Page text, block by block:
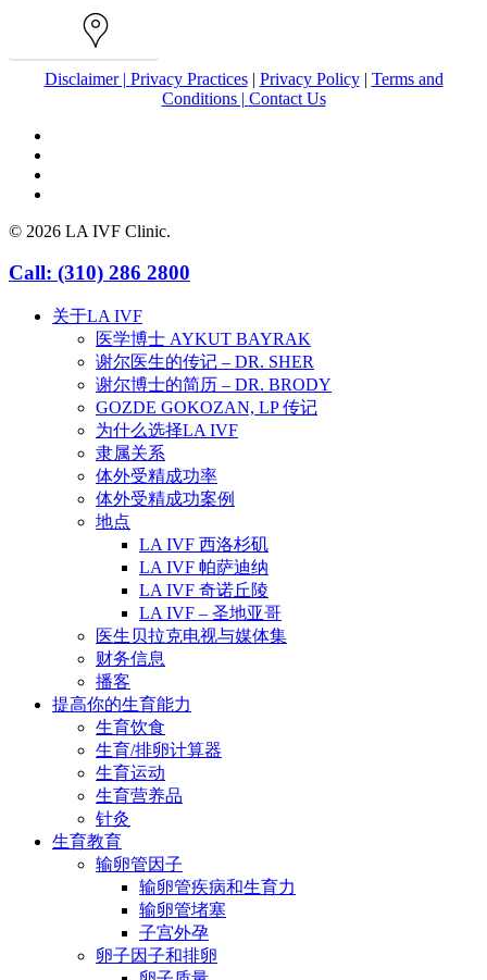
Disclaimer | Privacy Practices| Privacy Policy| Terms and
Conditions | Contact Us
© 2026 LA IVF Clinic.
Close
Call: (310) 286 2800
关于LA IVF
医学博士 AYKUT BAYRAK
谢尔医生的传记 – DR. SHER
谢尔博士的简历 – DR. BRODY
GOZDE GOKOZAN, LP 传记
为什么选择LA IVF
隶属关系
体外受精成功率
体外受精成功案例
地点
LA IVF 西洛杉矶
LA IVF 帕萨迪纳
LA IVF 奇诺丘陵
LA IVF – 圣地亚哥
医生贝拉克电视与媒体集
财务信息
播客
提高你的生育能力
生育饮食
生育/排卵计算器
生育运动
生育营养品
针灸
生育教育
输卵管因子
输卵管疾病和生育力
输卵管堵塞
子宫外孕
卵子因子和排卵